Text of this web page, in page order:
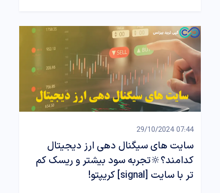
07:44 29/10/2024
سایت های سیگنال دهی ارز دیجیتال
کدامند؟🔆تجربه سود بیشتر و ریسک کم
تر با سایت [signal] کریپتو!